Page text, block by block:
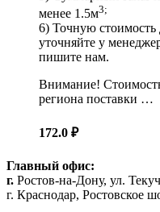
менее 1.5м3;
6) Точную
уточняйте у
пишите нам.
Внимание!
региона поставки …
172.0 ₽
Главный офис:
г. Ростов-на-Дону, ул.
г. Краснодар, Ростовское